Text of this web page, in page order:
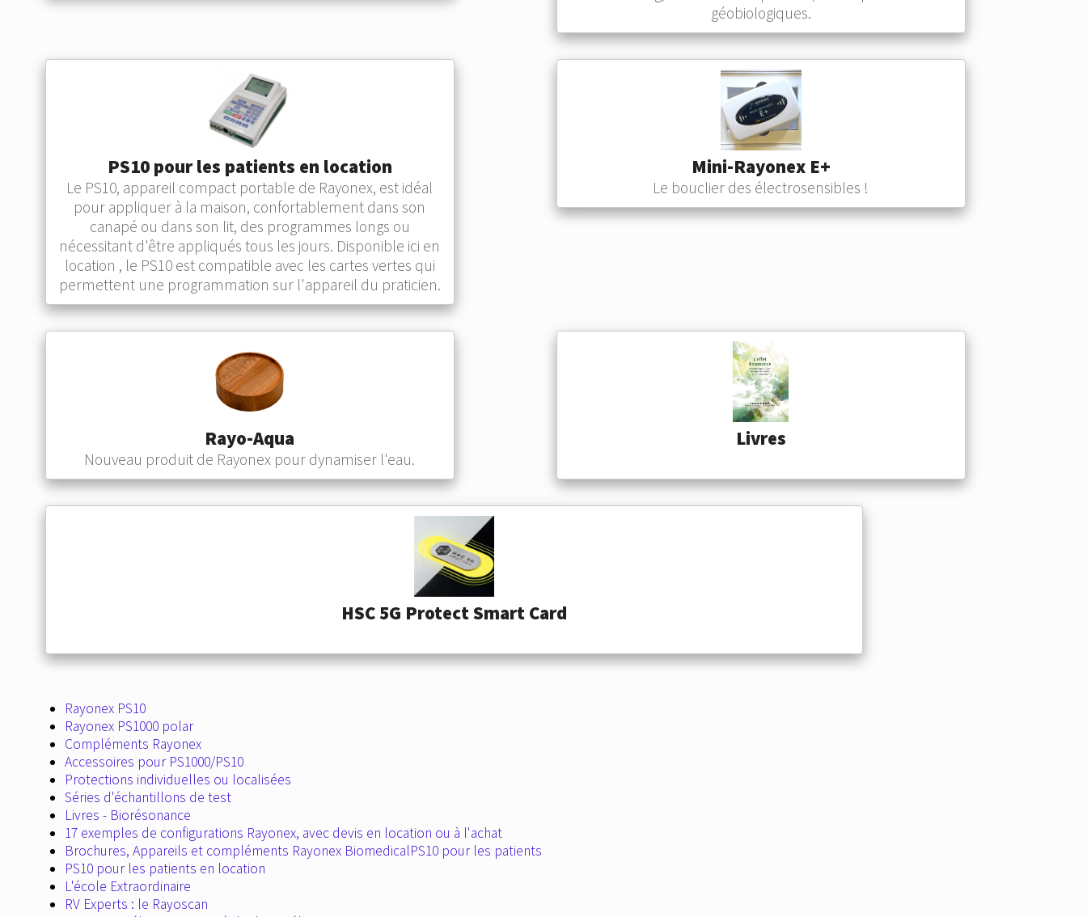
géobiologiques.
PS10 pour les patients en location
Le PS10, appareil compact portable de Rayonex, est idéal
pour appliquer à la maison, confortablement dans son
canapé ou dans son lit, des programmes longs ou
nécessitant d'être appliqués tous les jours. Disponible ici en
location , le PS10 est compatible avec les cartes vertes qui
permettent une programmation sur l'appareil du praticien.
Mini-Rayonex E+
Le bouclier des électrosensibles !
Rayo-Aqua
Nouveau produit de Rayonex pour dynamiser l'eau.
Livres
HSC 5G Protect Smart Card
Rayonex PS10
Rayonex PS1000 polar
Compléments Rayonex
Accessoires pour PS1000/PS10
Protections individuelles ou localisées
Séries d'échantillons de test
Livres - Biorésonance
17 exemples de configurations Rayonex, avec devis en location ou à l'achat
Brochures, Appareils et compléments Rayonex BiomedicalPS10 pour les patients
PS10 pour les patients en location
L'école Extraordinaire
RV Experts : le Rayoscan